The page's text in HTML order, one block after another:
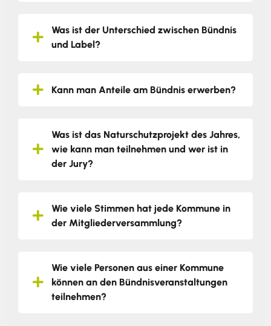
Was ist der Unterschied zwischen Bündnis
und Label?
Kann man Anteile am Bündnis erwerben?
Was ist das Naturschutzprojekt des Jahres,
wie kann man teilnehmen und wer ist in
der Jury?
Wie viele Stimmen hat jede Kommune in
der Mitgliederversammlung?
Wie viele Personen aus einer Kommune
können an den Bündnisveranstaltungen
teilnehmen?